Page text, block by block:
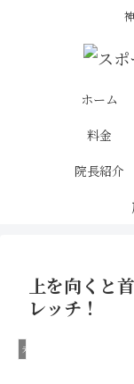
ホーム
料金
院長紹介
上を向くと
レッチ！
未分類